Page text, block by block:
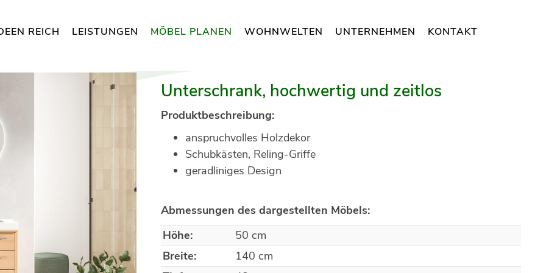
REICH LEISTUNGEN MÖBEL PLANEN WOHNWELTEN UNTERNEHMEN KONTAKT
Unterschrank, hochwertig und zeitlos
Produktbeschreibung:
anspruchvolles Holzdekor
Schubkästen, Reling-Griffe
geradliniges Design
Abmessungen des dargestellten Möbels:
Höhe:
50 cm
Breite:
140 cm